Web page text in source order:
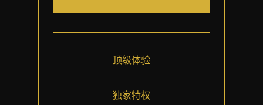
顶级体验
独家特权